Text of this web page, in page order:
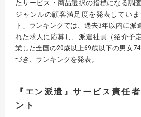
たサービス・商品選択の指標になる調
ジャンルの顧客満足度を発表してい
ト」ランキングでは、過去3年以内に派
れた求人に応募し、派遣社員（紹介予
業した全国の20歳以上69歳以下の男女
づき、ランキングを発表。
『 エン派遣 』サービス責任
ント